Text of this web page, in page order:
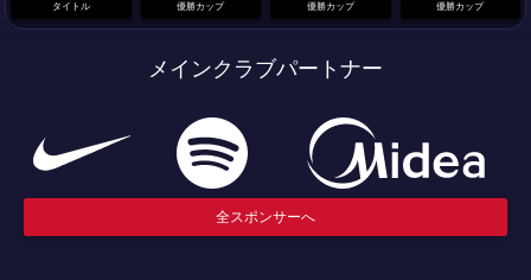
チケット
タイトル 優勝カップ 優勝カップ 優勝カップ
メインクラブパートナー
全スポンサーへ